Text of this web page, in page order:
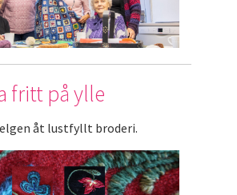
fritt på ylle
åt lustfyllt broderi.